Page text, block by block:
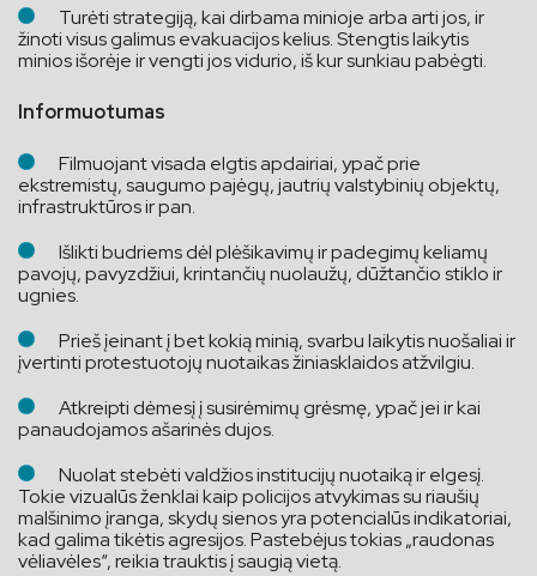
Turėti strategiją, kai dirbama minioje arba arti jos, ir
žinoti visus galimus evakuacijos kelius. Stengtis laikytis
minios išorėje ir vengti jos vidurio, iš kur sunkiau pabėgti.
Informuotumas
Filmuojant visada elgtis apdairiai, ypač prie
ekstremistų, saugumo pajėgų, jautrių valstybinių objektų,
infrastruktūros ir pan.
Išlikti budriems dėl plėšikavimų ir padegimų keliamų
pavojų, pavyzdžiui, krintančių nuolaužų, dūžtančio stiklo ir
ugnies.
Prieš įeinant į bet kokią minią, svarbu laikytis nuošaliai ir
įvertinti protestuotojų nuotaikas žiniasklaidos atžvilgiu.
Atkreipti dėmesį į susirėmimų grėsmę, ypač jei ir kai
panaudojamos ašarinės dujos.
Nuolat stebėti valdžios institucijų nuotaiką ir elgesį.
Tokie vizualūs ženklai kaip policijos atvykimas su riaušių
malšinimo įranga, skydų sienos yra potencialūs indikatoriai,
kad galima tikėtis agresijos. Pastebėjus tokias „raudonas
vėliavėles“, reikia trauktis į saugią vietą.